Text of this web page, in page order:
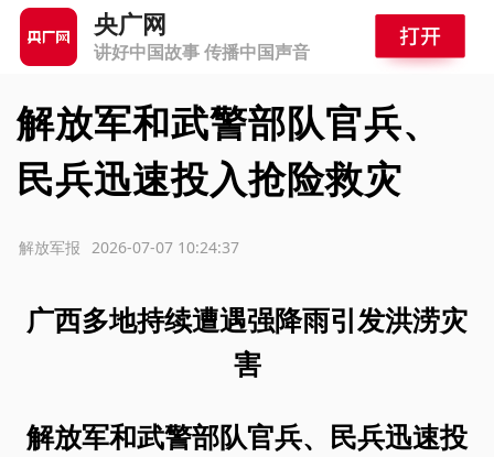
央广网
讲好中国故事 传播中国声音
解放军和武警部队官兵、
民兵迅速投入抢险救灾
2026-07-07 10:24:37
解放军报
广西多地持续遭遇强降雨引发洪涝灾
害
解放军和武警部队官兵、民兵迅速投